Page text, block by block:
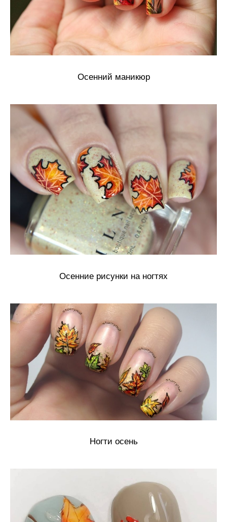
Осенний маникюр
Осенние рисунки на ногтях
Ногти осень